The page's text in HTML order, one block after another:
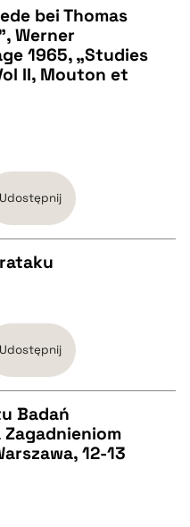
bei Thomas
Werner
1965, „Studies
II, Mouton et
Udostępnij
Udostępnij
Badań
12-13